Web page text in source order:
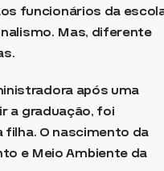
funcionários da
Mas, diferente
após uma
a graduação, foi
filha. O nascimento da
e Meio Ambiente da